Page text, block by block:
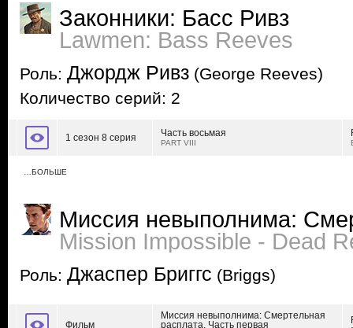
Законники: Басс Ривз
Lawmen: Bass Reeves
Роль: Джордж Ривз (George Reeves)
Количество серий: 2
1 сезон 8 серия Часть восьмая
PART VIII
…БОЛЬШЕ
Миссия невыполнима:
Mission Impossible - Dead
Роль: Джаспер Бриггс (Briggs)
Фильм
Миссия невыполнима: Смертельная
расплата. Часть первая